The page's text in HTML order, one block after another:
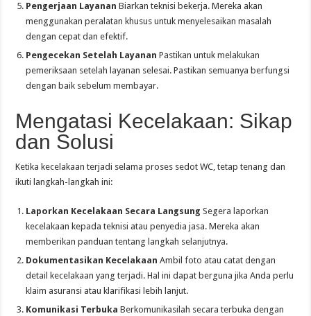
Pengerjaan Layanan Biarkan teknisi bekerja. Mereka akan
menggunakan peralatan khusus untuk menyelesaikan masalah
dengan cepat dan efektif.
Pengecekan Setelah Layanan Pastikan untuk melakukan
pemeriksaan setelah layanan selesai. Pastikan semuanya berfungsi
dengan baik sebelum membayar.
Mengatasi Kecelakaan: Sikap
dan Solusi
Ketika kecelakaan terjadi selama proses sedot WC, tetap tenang dan
ikuti langkah-langkah ini:
Laporkan Kecelakaan Secara Langsung Segera laporkan
kecelakaan kepada teknisi atau penyedia jasa. Mereka akan
memberikan panduan tentang langkah selanjutnya.
Dokumentasikan Kecelakaan Ambil foto atau catat dengan
detail kecelakaan yang terjadi. Hal ini dapat berguna jika Anda perlu
klaim asuransi atau klarifikasi lebih lanjut.
Komunikasi Terbuka Berkomunikasilah secara terbuka dengan